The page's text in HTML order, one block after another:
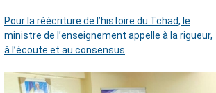
Pour la réécriture de l’histoire du Tchad, le
ministre de l’enseignement appelle à la rigueur,
à l’écoute et au consensus